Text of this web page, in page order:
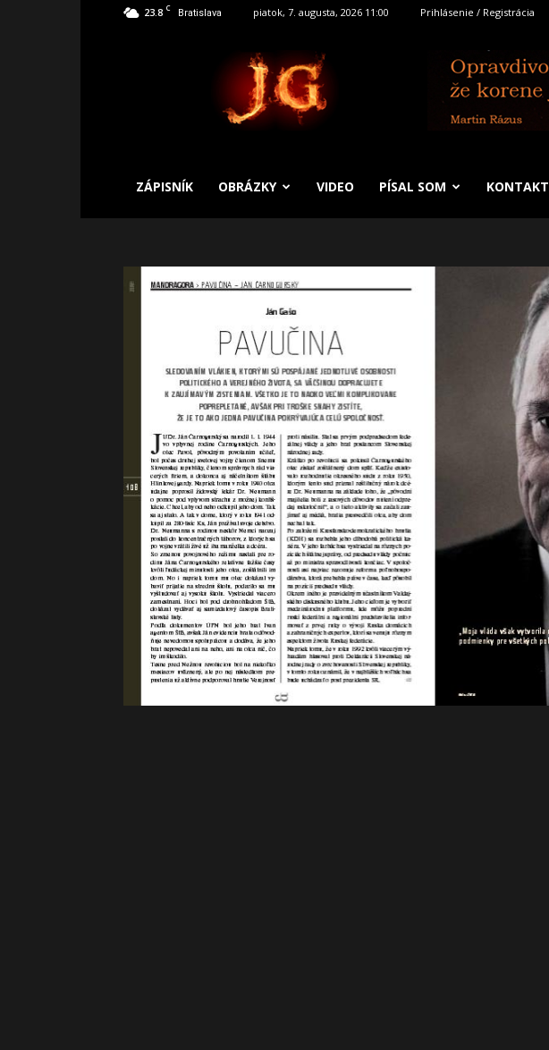
23.8 C Bratislava piatok, 7. augusta, 2026 11:00 Prihlásenie / Registrácia
SLOBODNÝ
ZÁPISNÍK OBRÁZKY VIDEO PÍSAL SOM KONTAKT